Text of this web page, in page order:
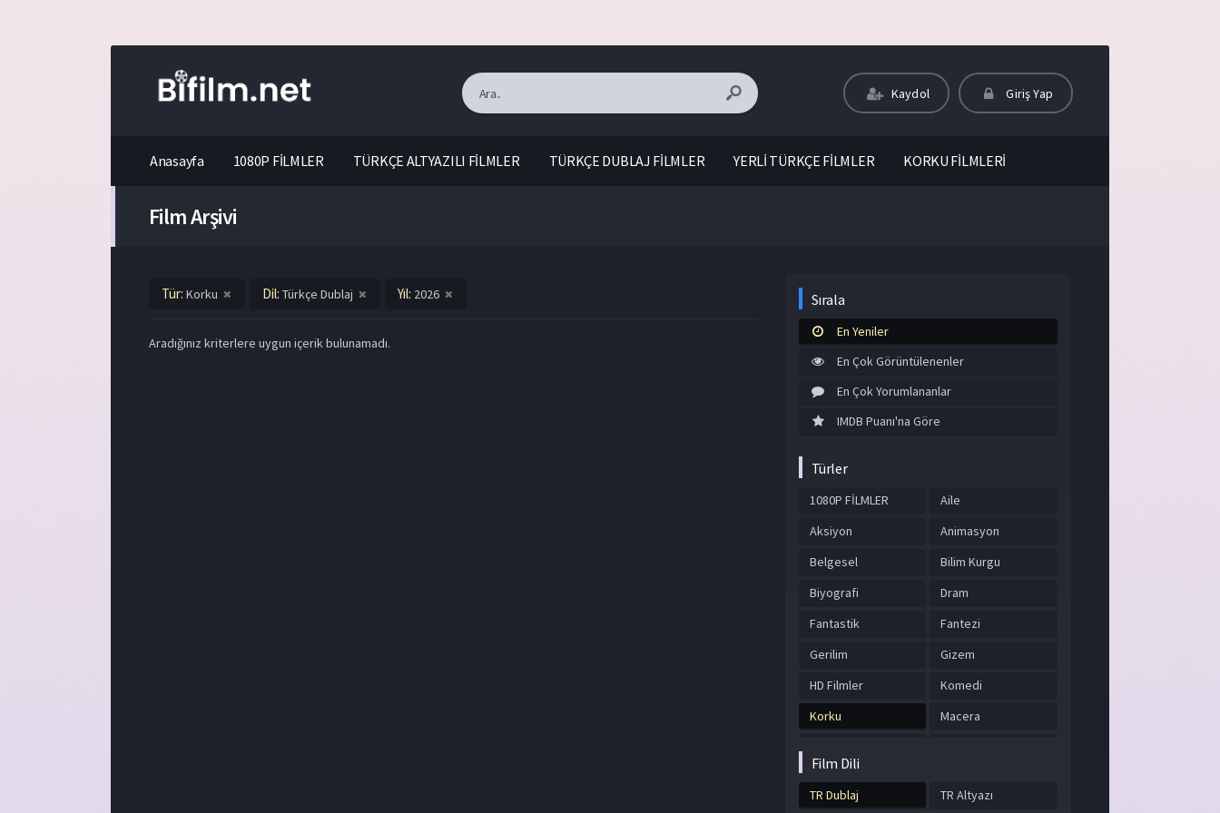
Kaydol Giriş Yap
Anasayfa 1080P FİLMLER TÜRKÇE ALTYAZILI FİLMLER TÜRKÇE DUBLAJ FİLMLER YERLİ TÜRKÇE FİLMLER KORKU FİLMLERİ
Film Arşivi
Tür: Korku Dil: Türkçe Dublaj Yıl: 2026
Aradığınız kriterlere uygun içerik bulunamadı.
Sırala
En Yeniler
En Çok Görüntülenenler
En Çok Yorumlananlar
IMDB Puanı'na Göre
Türler
1080P FİLMLER
Aile
Aksiyon
Animasyon
Belgesel
Bilim Kurgu
Biyografi
Dram
Fantastik
Fantezi
Gerilim
Gizem
HD Filmler
Komedi
Korku
Macera
Suç
Film Dili
TR Dublaj TR Altyazı